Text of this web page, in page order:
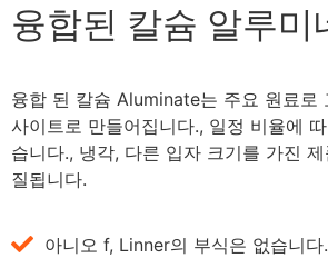
융합된 칼슘 알루미
융합 된 칼슘 Aluminate는 주요 원료로
사이트로 만들어집니다., 일정 비율에
습니다., 냉각, 다른 입자 크기를 가진
질됩니다.
아니오 f, Linner의 부식은 없습니다.